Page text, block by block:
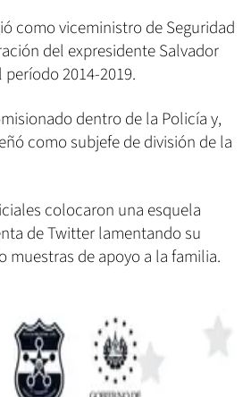
como viceministro de Seguridad
del expresidente Salvador
2014-2019.
dentro de la Policía y,
como subjefe de división de la
colocaron una esquela
de Twitter lamentando su
muestras de apoyo a la familia.